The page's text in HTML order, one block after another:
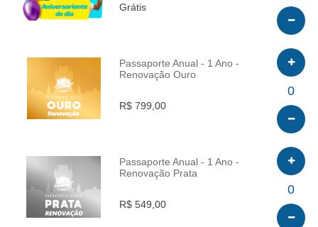
Grátis
INFO
Passaporte Anual - 1 Ano -
Renovação Ouro
R$ 799,00
0
INFO
Passaporte Anual - 1 Ano -
Renovação Prata
R$ 549,00
0